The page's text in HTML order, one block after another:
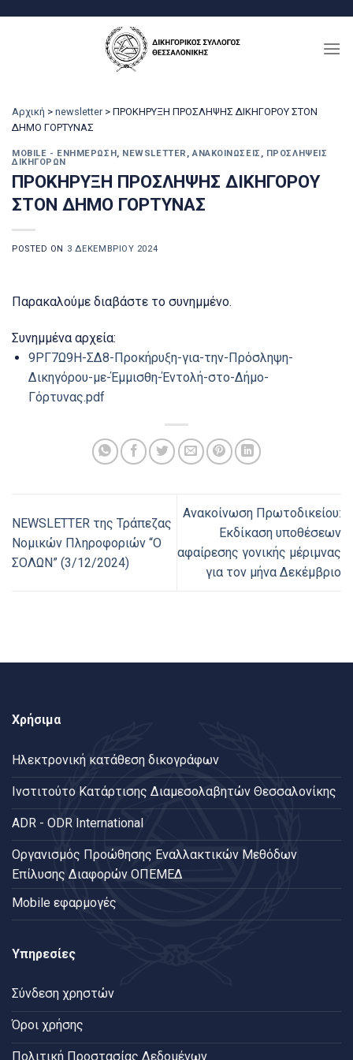
Αρχική > newsletter > ΠΡΟΚΗΡΥΞΗ ΠΡΟΣΛΗΨΗΣ ΔΙΚΗΓΟΡΟΥ ΣΤΟΝ
ΔΗΜΟ ΓΟΡΤΥΝΑΣ
MOBILE - ΕΝΗΜΈΡΩΣΗ, NEWSLETTER ,ΑΝΑΚΟΙΝΏΣΕΙΣ , ΠΡΟΣΛΉΨΕΙΣ
ΔΙΚΗΓΌΡΩΝ
ΠΡΟΚΗΡΥΞΗ ΠΡΟΣΛΗΨΗΣ ΔΙΚΗΓΟΡΟΥ
ΣΤΟΝ ΔΗΜΟ ΓΟΡΤΥΝΑΣ
POSTED ON 3 ΔΕΚΕΜΒΡΊΟΥ 2024
Παρακαλούμε διαβάστε το συνημμένο.
Συνημμένα αρχεία:
9ΡΓ7Ω9Η-ΣΔ8-Προκήρυξη-για-την-Πρόσληψη-
Δικηγόρου-με-Έμμισθη-Έντολή-στο-Δήμο-
Γόρτυνας.pdf
NEWSLETTER της Τράπεζας
Νομικών Πληροφοριών “Ο
ΣΟΛΩΝ” (3/12/2024)
Ανακοίνωση Πρωτοδικείου:
Εκδίκαση υποθέσεων
αφαίρεσης γονικής μέριμνας
για τον μήνα Δεκέμβριο
Χρήσιμα
Ηλεκτρονική κατάθεση δικογράφων
Ινστιτούτο Κατάρτισης Διαμεσολαβητών Θεσσαλονίκης
ADR - ODR International
Oργανισμός Προώθησης Εναλλακτικών Μεθόδων
Επίλυσης Διαφορών ΟΠΕΜΕΔ
Mobile εφαρμογές
Υπηρεσίες
Σύνδεση χρηστών
Όροι χρήσης
Πολιτική Προστασίας Δεδομένων